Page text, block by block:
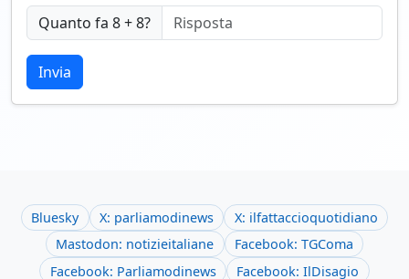
Quanto fa 8 + 8?
Invia
Bluesky X: parliamodinews
X: ilfattaccioquotidiano
Mastodon: notizieitaliane
Facebook: TGComa
Facebook: Parliamodinews
Facebook: IlDisagio